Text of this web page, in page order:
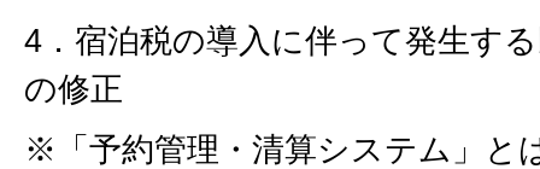
4．宿泊税の導入に伴って発生す
の修正
※「予約管理・清算システム」と